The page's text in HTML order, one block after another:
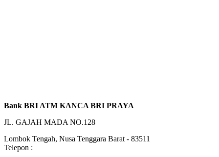
Bank BRI ATM KANCA BRI PRAYA
JL. GAJAH MADA NO.128
Lombok Tengah, Nusa Tenggara Barat - 83511
Telepon :